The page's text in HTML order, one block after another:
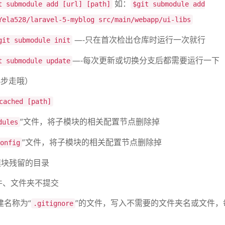
submodule add [url] [path] 如：
$git submodule add
laravel-5-myblog src/main/webapp/ui-libs
submodule init —-只在首次检出仓库时运行一次就行
update —-每次更新或切换分支后都需要运行一下
哦）
[path]
”文件，将子模块的相关配置节点删除掉
”文件，将子模块的相关配置节点删除掉
留的目录
件夹不提交
称为“ .gitignore ”的文件，写入不需要的文件夹名或文件，